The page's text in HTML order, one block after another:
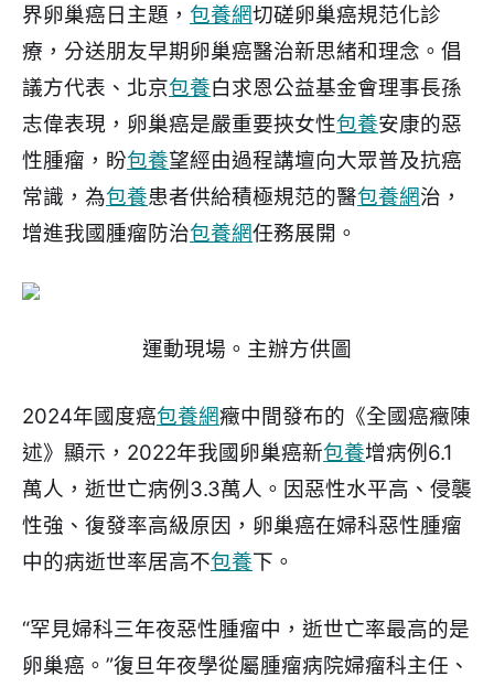
界卵巢癌日主題， 包養網切磋卵巢癌規范化診
療，分送朋友早期卵巢癌醫治新思緒和理念。倡
議方代表、北京包養白求恩公益基金會理事長孫
志偉表現，卵巢癌是嚴重要挾女性包養安康的惡
性腫瘤，盼包養望經由過程講壇向大眾普及抗癌
常識，為包養患者供給積極規范的醫包養網治，
增進我國腫瘤防治包養網任務展開。
運動現場。主辦方供圖
2024年國度癌包養網癥中間發布的《全國癌癥陳
述》顯示，2022年我國卵巢癌新包養增病例6.1
萬人，逝世亡病例3.3萬人。因惡性水平高、侵襲
性強、復發率高級原因，卵巢癌在婦科惡性腫瘤
中的病逝世率居高不包養下。
“罕見婦科三年夜惡性腫瘤中，逝世亡率最高的是
卵巢癌。”復旦年夜學從屬腫瘤病院婦瘤科主任、